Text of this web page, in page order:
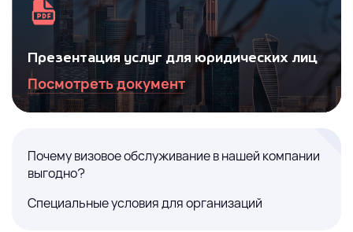
Презентация услуг для юридических лиц
Посмотреть документ
Почему визовое обслуживание в нашей компании
выгодно?
Специальные условия для организаций